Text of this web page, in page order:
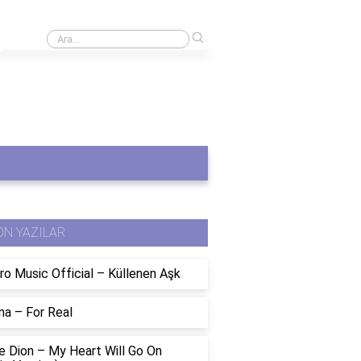
Gözleri Tamamen Kapalı oyuncuları kimler?
YAZILAR
Music Official – Küllenen Aşk
– For Real
Dion – My Heart Will Go On